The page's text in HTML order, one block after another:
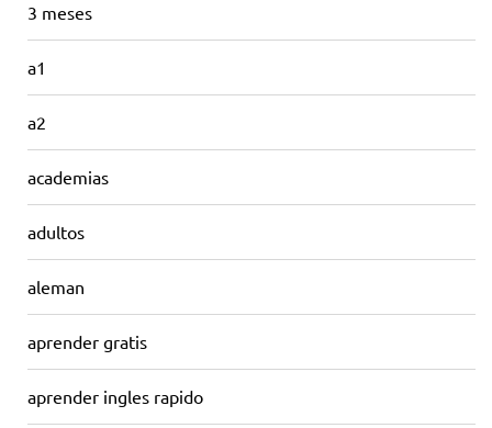
3 meses
a1
a2
academias
adultos
aleman
aprender gratis
aprender ingles rapido